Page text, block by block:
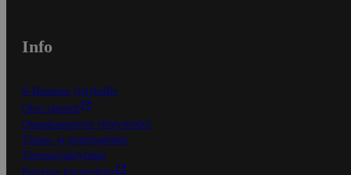
Info
S-Business yrityksille
Oiva-raportit
Osuuskauppojen yhteystiedot
Tilaus- ja toimitusehdot
Tietosuojakäytäntö
Palvelun käyttöehdot